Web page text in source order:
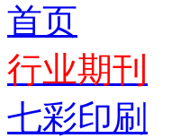
首页
行业期刊
七彩印刷